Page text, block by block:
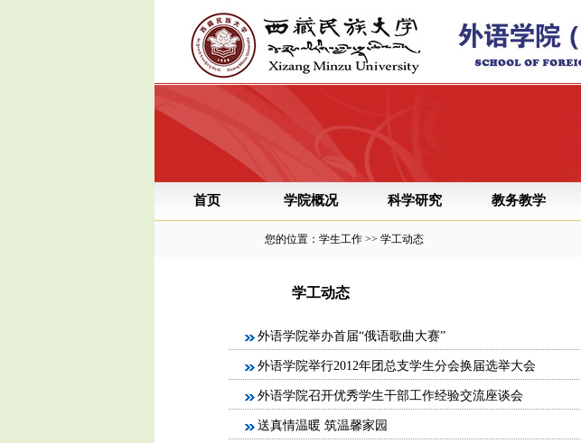
首页 学院概况 科学研究 教务教学
您的位置：学生工作 >> 学工动态
学工动态
外语学院举办首届“俄语歌曲大赛”
外语学院举行2012年团总支学生分会换届选举大会
外语学院召开优秀学生干部工作经验交流座谈会
送真情温暖 筑温馨家园